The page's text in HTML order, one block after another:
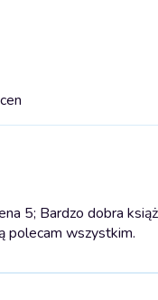
5; Bardzo dobra
polecam wszystkim.